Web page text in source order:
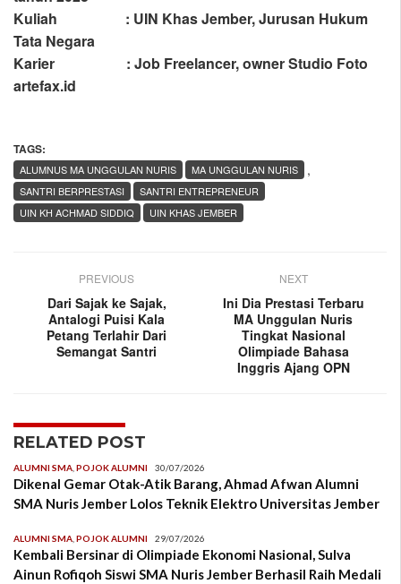
Kuliah : UIN Khas Jember, Jurusan Hukum
Tata Negara
Karier : Job Freelancer, owner Studio Foto
artefax.id
TAGS:
,
ALUMNUS MA UNGGULAN NURIS
MA UNGGULAN NURIS
SANTRI BERPRESTASI
SANTRI ENTREPRENEUR
UIN KH ACHMAD SIDDIQ
UIN KHAS JEMBER
PREVIOUS
Dari Sajak ke Sajak,
Antalogi Puisi Kala
Petang Terlahir Dari
Semangat Santri
NEXT
Ini Dia Prestasi Terbaru
MA Unggulan Nuris
Tingkat Nasional
Olimpiade Bahasa
Inggris Ajang OPN
RELATED POST
ALUMNI SMA POJOK ALUMNI 30/07/2026
Dikenal Gemar Otak-Atik Barang, Ahmad Afwan Alumni
SMA Nuris Jember Lolos Teknik Elektro Universitas Jember
ALUMNI SMA POJOK ALUMNI 29/07/2026
Kembali Bersinar di Olimpiade Ekonomi Nasional, Sulva
Ainun Rofiqoh Siswi SMA Nuris Jember Berhasil Raih Medali